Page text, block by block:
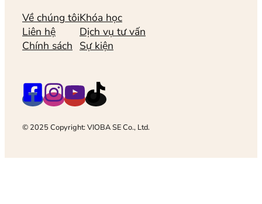
Về chúng tôi
Liên hệ
Chính sách
Khóa học
Dịch vụ tư vấn
Sự kiện
© 2025 Copyright: VIOBA SE Co., Ltd.